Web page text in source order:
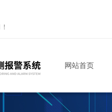
！
网站首页